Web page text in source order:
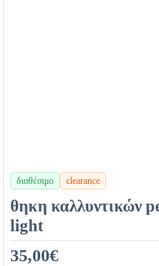
clearance
διαθέσιμο
χρώματα
θηκη καλλυντικών
light
35,00€